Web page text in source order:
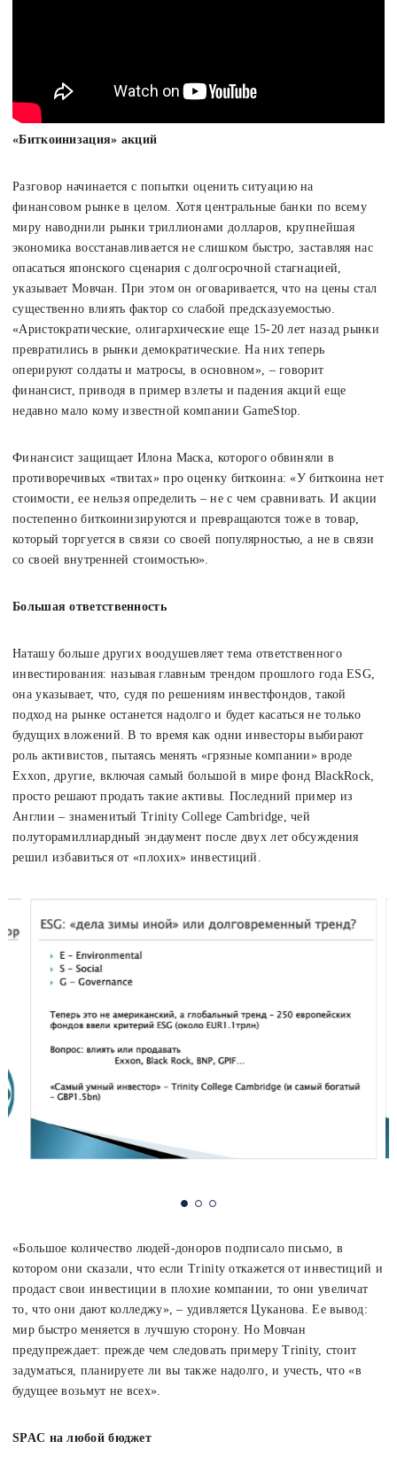
«Биткоинизация» акций
Разговор начинается с попытки оценить ситуацию на
финансовом рынке в целом. Хотя центральные банки по всему
миру наводнили рынки триллионами долларов, крупнейшая
экономика восстанавливается не слишком быстро, заставляя нас
опасаться японского сценария с долгосрочной стагнацией,
указывает Мовчан. При этом он оговаривается, что на цены стал
существенно влиять фактор со слабой предсказуемостью.
«Аристократические, олигархические еще 15-20 лет назад рынки
превратились в рынки демократические. На них теперь
оперируют солдаты и матросы, в основном», – говорит
финансист, приводя в пример взлеты и падения акций еще
недавно мало кому известной компании GameStop.
Финансист защищает Илона Маска, которого обвиняли в
противоречивых «твитах» про оценку биткоина: «У биткоина нет
стоимости, ее нельзя определить – не с чем сравнивать. И акции
постепенно биткоинизируются и превращаются тоже в товар,
который торгуется в связи со своей популярностью, а не в связи
со своей внутренней стоимостью».
Большая ответственность
Наташу больше других воодушевляет тема ответственного
инвестирования: называя главным трендом прошлого года ESG,
она указывает, что, судя по решениям инвестфондов, такой
подход на рынке останется надолго и будет касаться не только
будущих вложений. В то время как одни инвесторы выбирают
роль активистов, пытаясь менять «грязные компании» вроде
Exxon, другие, включая самый большой в мире фонд BlackRock,
просто решают продать такие активы. Последний пример из
Англии – знаменитый Trinity College Cambridge, чей
полуторамиллиардный эндаумент после двух лет обсуждения
решил избавиться от «плохих» инвестиций.
«Большое количество людей-доноров подписало письмо, в
котором они сказали, что если Trinity откажется от инвестиций и
продаст свои инвестиции в плохие компании, то они увеличат
то, что они дают колледжу», – удивляется Цуканова. Ее вывод:
мир быстро меняется в лучшую сторону. Но Мовчан
предупреждает: прежде чем следовать примеру Trinity, стоит
задуматься, планируете ли вы также надолго, и учесть, что «в
будущее возьмут не всех».
SPAC на любой бюджет